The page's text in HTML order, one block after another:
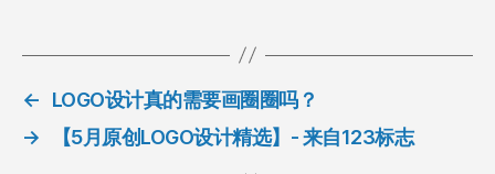
←
LOGO设计真的需要画圈圈吗？
→
【5月原创LOGO设计精选】- 来自123标志